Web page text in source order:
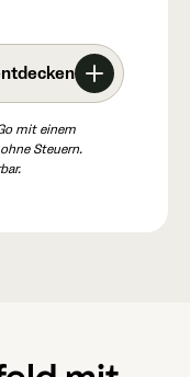
mit einem
Steuern.